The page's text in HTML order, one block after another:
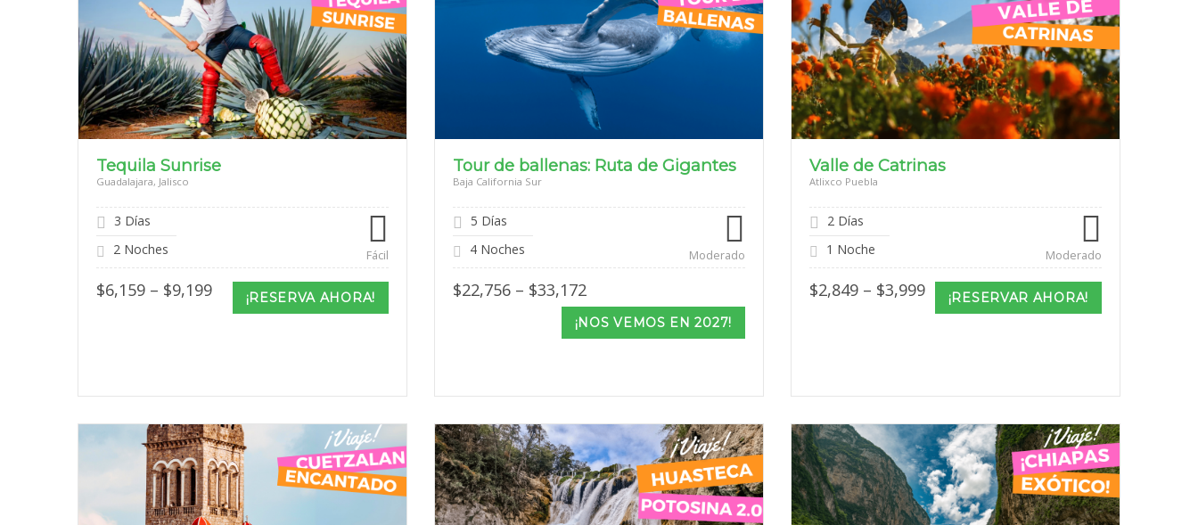
Tequila Sunrise
Guadalajara, Jalisco
3 Días
2 Noches
Fácil
$6,159 – $9,199Price
range:
$6,159
¡RESERVA AHORA!
Tour de ballenas: Ruta de Gigantes
Baja California Sur
5 Días
4 Noches
Moderado
$22,756 – $33,172Price
range:
$22,756
through
¡NOS VEMOS EN 2027!
Valle de Catrinas
Atlixco Puebla
2 Días
1 Noche
Moderado
$2,849 – $3,999Price
range:
$2,849
¡RESERVAR AHORA!